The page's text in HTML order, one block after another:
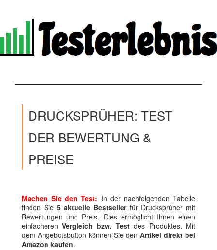
DRUCKSPRÜHER: TEST
DER BEWERTUNG &
PREISE
Machen Sie den Test: In der nachfolgenden Tabelle
finden Sie5 aktuelle Bestsellerfür Drucksprüher mit
Bewertungen und Preis. Dies ermöglicht Ihnen einen
einfacherenVergleich bzw. Test des Produktes. Mit
dem Angebotsbutton können Sie den Artikel direkt bei
Amazon kaufen.